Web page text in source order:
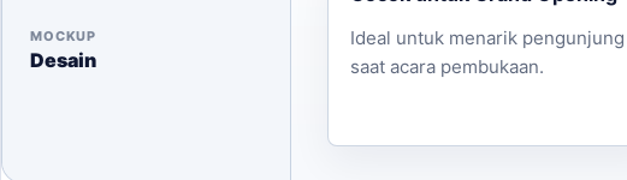
MOCKUP
Desain
Ideal untuk menarik pengunjung
saat acara pembukaan.